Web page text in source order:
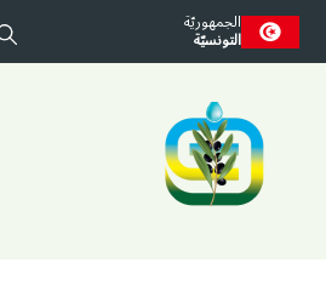
Skip to main
الجمهوريّة
التونسيّة